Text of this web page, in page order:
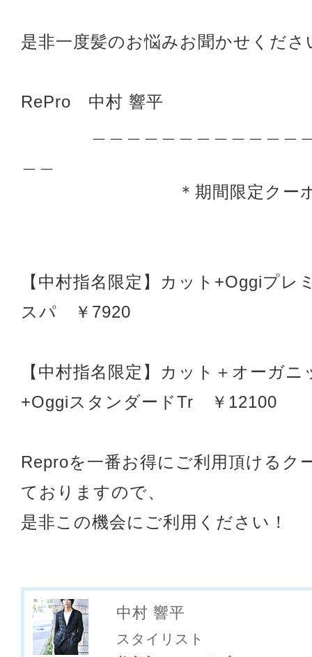
是非一度髪のお悩みお聞かせくださ
RePro 中村 響平
＊期間限定クーポン
【中村指名限定】カット+Oggiプレ
スパ ￥7920
【中村指名限定】カット＋オーガ
+OggiスタンダードTr ￥12100
Reproを一番お得にご利用頂けるク
ておりますので、
是非この機会にご利用ください！
中村 響平
スタイリスト